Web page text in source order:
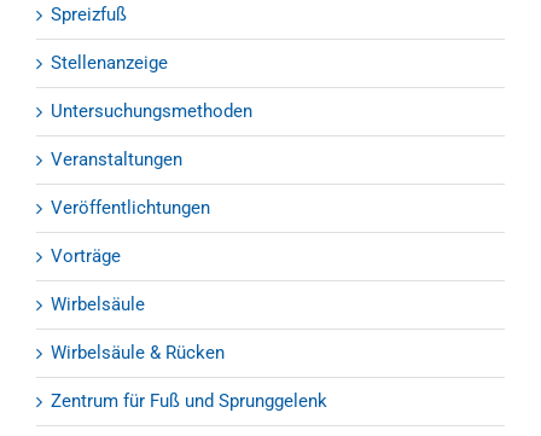
Spreizfuß
Stellenanzeige
Untersuchungsmethoden
Veranstaltungen
Veröffentlichtungen
Vorträge
Wirbelsäule
Wirbelsäule & Rücken
Zentrum für Fuß und Sprunggelenk